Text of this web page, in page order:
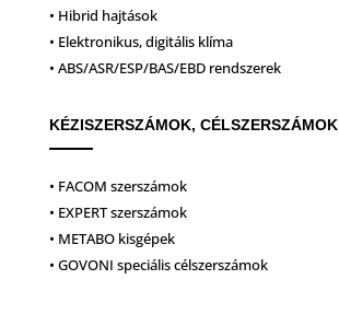
• Hibrid hajtások
• Elektronikus, digitális klíma
• ABS/ASR/ESP/BAS/EBD rendszerek
KÉZISZERSZÁMOK, CÉLSZERSZÁMOK
• FACOM szerszámok
• EXPERT szerszámok
• METABO kisgépek
• GOVONI speciális célszerszámok